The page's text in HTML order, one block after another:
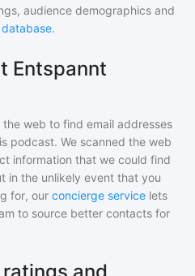
audience demographics and
.
Entspannt
web to find email addresses
podcast. We scanned the web
information that we could find
in the unlikely event that you
for, our concierge service lets
to source better contacts for